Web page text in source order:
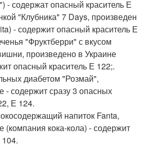
- содержат опасный краситель Е
"Клубника" 7 Days, произведен
- содержит опасный краситель Е
"Фруктберри" с вкусом
произведено в Украине
опасный краситель Е 122;.
диабетом "Розмай",
- содержит сразу 3 опасных
Е 124.
напиток Fanta,
(компания кока-кола) - содержит